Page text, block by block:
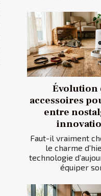
Évolution
accessoires
entre
Faut-il vraiment
le charme
technologie
équiper